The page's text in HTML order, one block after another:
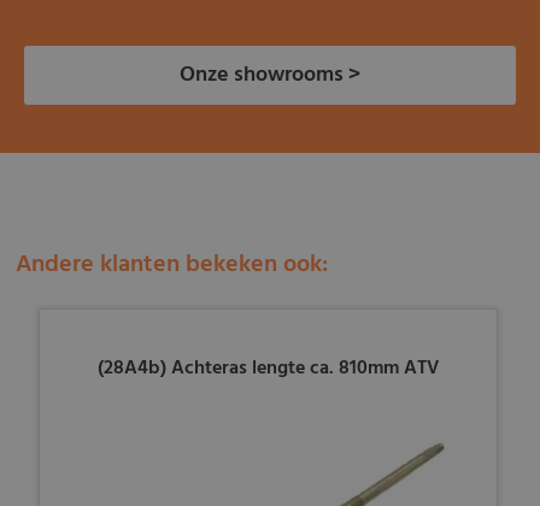
Onze showrooms >
Andere klanten bekeken ook:
(28A4b) Achteras lengte ca. 810mm ATV